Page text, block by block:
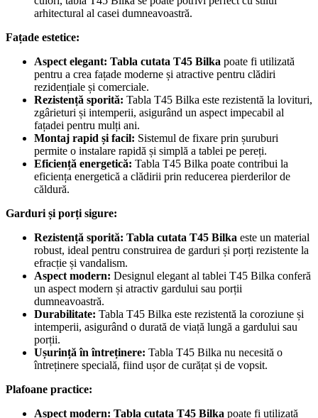
arhitectural al casei dumneavoastră.
Fațade estetice:
Aspect elegant: Tabla cutata T45 Bilka poate fi utilizată
pentru a crea fațade moderne și atractive pentru clădiri
rezidențiale și comerciale.
Rezistență sporită: Tabla T45 Bilka este rezistentă la lovituri,
zgârieturi și intemperii, asigurând un aspect impecabil al
fațadei pentru mulți ani.
Montaj rapid și facil: Sistemul de fixare prin șuruburi
permite o instalare rapidă și simplă a tablei pe pereți.
Eficiență energetică: Tabla T45 Bilka poate contribui la
eficiența energetică a clădirii prin reducerea pierderilor de
căldură.
Garduri și porți sigure:
Rezistență sporită: Tabla cutata T45 Bilka este un material
robust, ideal pentru construirea de garduri și porți rezistente la
efracție și vandalism.
Aspect modern: Designul elegant al tablei T45 Bilka conferă
un aspect modern și atractiv gardului sau porții
dumneavoastră.
Durabilitate: Tabla T45 Bilka este rezistentă la coroziune și
intemperii, asigurând o durată de viață lungă a gardului sau
porții.
Ușurință în întreținere: Tabla T45 Bilka nu necesită o
întreținere specială, fiind ușor de curățat și de vopsit.
Plafoane practice:
Aspect modern: Tabla cutata T45 Bilka poate fi utilizată